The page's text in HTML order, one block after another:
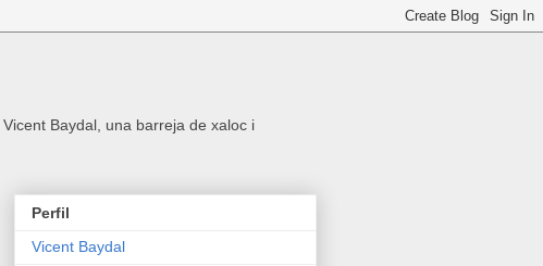
Baydal, una barreja de xaloc i
Perfil
Vicent Baydal